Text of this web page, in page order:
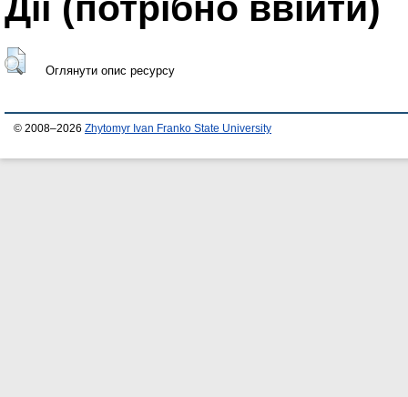
Оглянути опис ресурсу
© 2008–2026 Zhytomyr Ivan Franko State University